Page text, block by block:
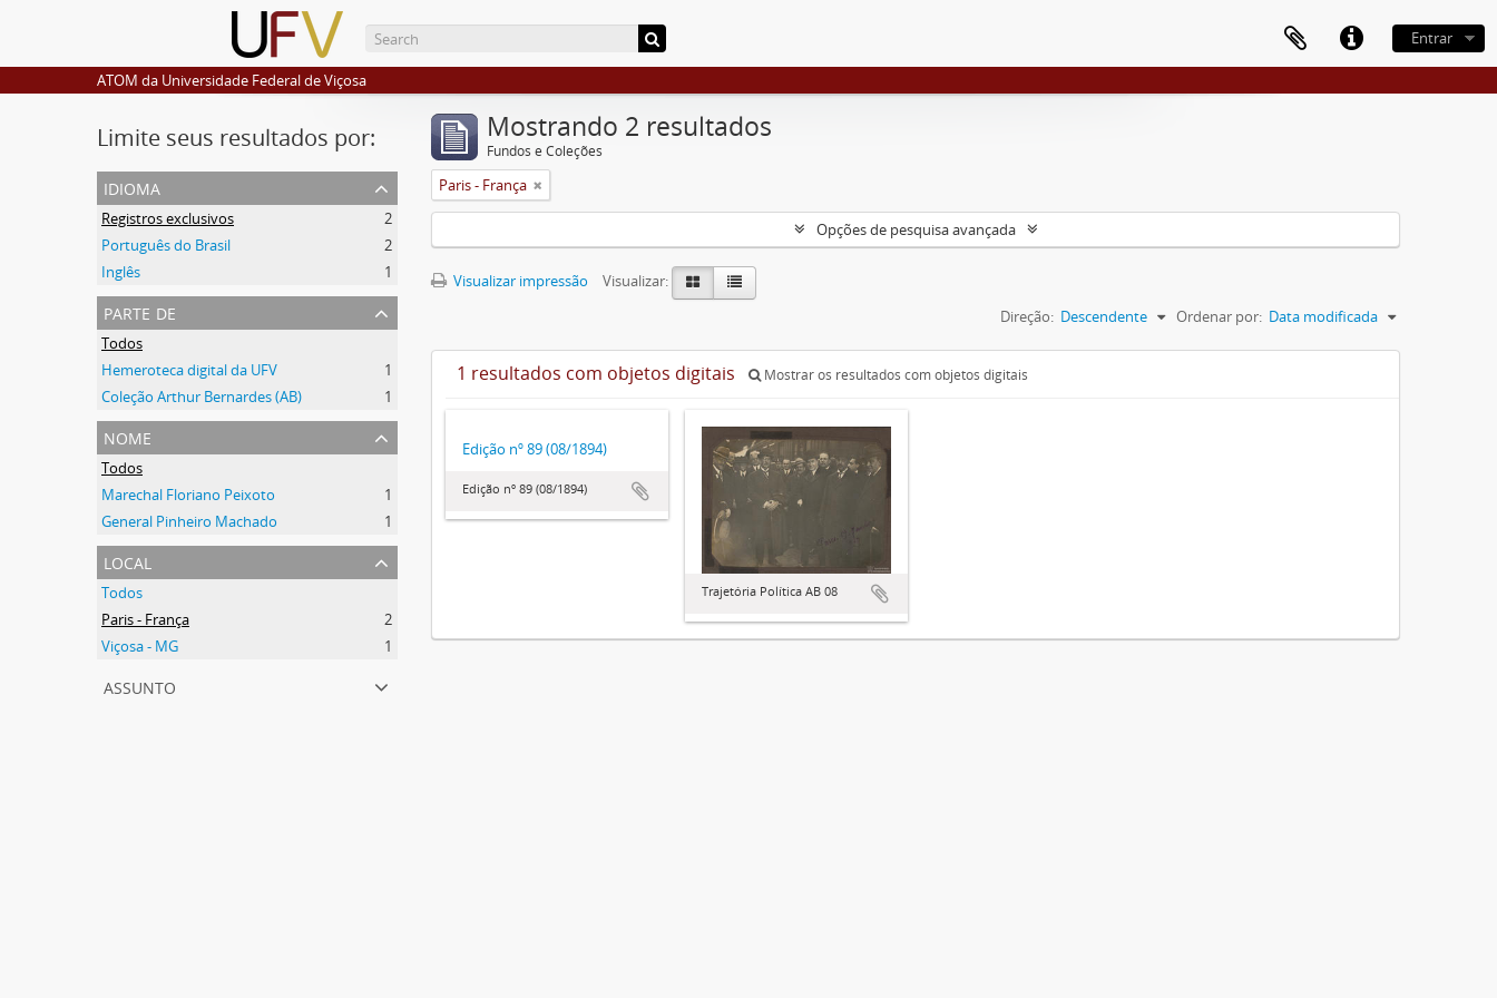
Entrar
ATOM da Universidade Federal de Viçosa
Limite seus resultados por:
idioma
Registros exclusivos
2
Português do Brasil
2
Inglês
1
parte de
Todos
Hemeroteca digital da UFV
1
Coleção Arthur Bernardes (AB)
1
nome
Todos
Marechal Floriano Peixoto
1
General Pinheiro Machado
1
local
Todos
Paris - França
2
Viçosa - MG
1
assunto
Mostrando 2 resultados
Fundos e Coleções
Paris - França
Opções de pesquisa avançada
Visualizar impressão
Visualizar:
Ordenar por: Data modificada
Direção: Descendente
1 resultados com objetos digitais Mostrar os resultados com objetos digitais
Edição nº 89 (08/1894)
Edição nº 89 (08/1894)
Trajetória Política AB 08